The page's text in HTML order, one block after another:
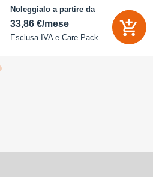
camera 18 Megapixel - arancione
cosmico
Noleggialo a partire da
33,86 €/mese
Esclusa IVA e Care Pack